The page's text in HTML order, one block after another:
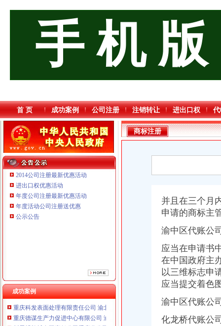
手 机 版
首 页 成功案例 公司注册 注销转让 进出口权
2014公司注册最新优惠活动
进出口权优惠活动
年度公司注册最新优惠活动
年度活动公司注册送优惠
公示公告
成功案例
重庆臣夫商贸有限公司 （执照专让）
重庆展优科技有限公司 渝中3万 （工商注册）
重庆恺昶贸易有限公司 渝九 （食品许可证）
重庆同济汽车设计有限公司 渝江25万 （工商注册）
重庆科发表面处理有限责任公司 渝北800万 （进出口权）
重庆德谋生产力促进中心有限公司 渝大10万 （工商注册）
川思博机械有限责任公司重庆分公司 渝江 （工商注册）
商标注册
并且在三个月
申请的商标主
渝中区代账公
应当在申请书
在中国政府主
以三维标志申
应当提交着色
渝中区代账公
化龙桥代账公